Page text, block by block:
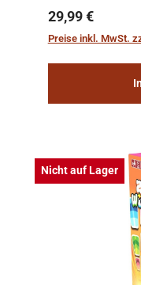
team of experts
the meticulous
Regulärer Preis:
29,99 €
Preise inkl. MwSt.
Nicht auf Lager